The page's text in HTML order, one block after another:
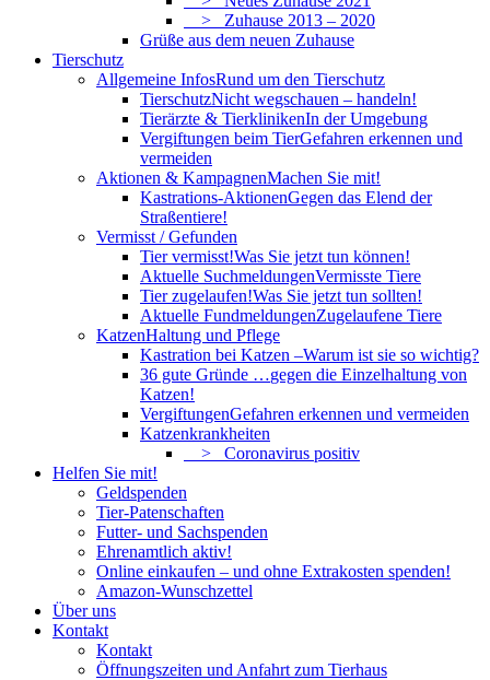
> Zuhause 2013 – 2020
Grüße aus dem neuen Zuhause
Tierschutz
Allgemeine InfosRund um den Tierschutz
TierschutzNicht wegschauen – handeln!
Tierärzte & TierklinikenIn der Umgebung
Vergiftungen beim TierGefahren erkennen und
vermeiden
Aktionen & KampagnenMachen Sie mit!
Kastrations-AktionenGegen das Elend der
Straßentiere!
Vermisst / Gefunden
Tier vermisst!Was Sie jetzt tun können!
Aktuelle SuchmeldungenVermisste Tiere
Tier zugelaufen!Was Sie jetzt tun sollten!
Aktuelle FundmeldungenZugelaufene Tiere
KatzenHaltung und Pflege
Kastration bei Katzen –Warum ist sie so wichtig?
36 gute Gründe …gegen die Einzelhaltung von
Katzen!
VergiftungenGefahren erkennen und vermeiden
Katzenkrankheiten
> Coronavirus positiv
Helfen Sie mit!
Geldspenden
Tier-Patenschaften
Futter- und Sachspenden
Ehrenamtlich aktiv!
Online einkaufen – und ohne Extrakosten spenden!
Amazon-Wunschzettel
Über uns
Kontakt
Kontakt
Öffnungszeiten und Anfahrt zum Tierhaus